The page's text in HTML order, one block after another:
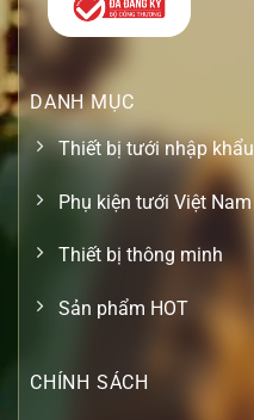
DANH MỤC
Thiết bị tưới nhập khẩu
Phụ kiện tưới Việt Nam
Thiết bị thông minh
Sản phẩm HOT
CHÍNH SÁCH